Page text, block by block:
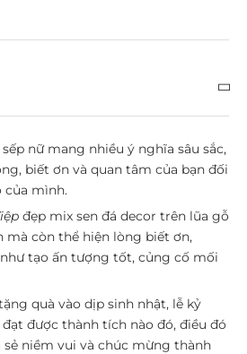
nữ mang nhiều ý nghĩa sâu sắc,
biết ơn và quan tâm của bạn đối
của mình.
đẹp mix sen đá decor trên lũa gỗ
mà còn thể hiện lòng biết ơn,
tạo ấn tượng tốt, củng cố mối
quà vào dịp sinh nhật, lễ kỷ
được thành tích nào đó, điều đó
sẻ niềm vui và chúc mừng thành